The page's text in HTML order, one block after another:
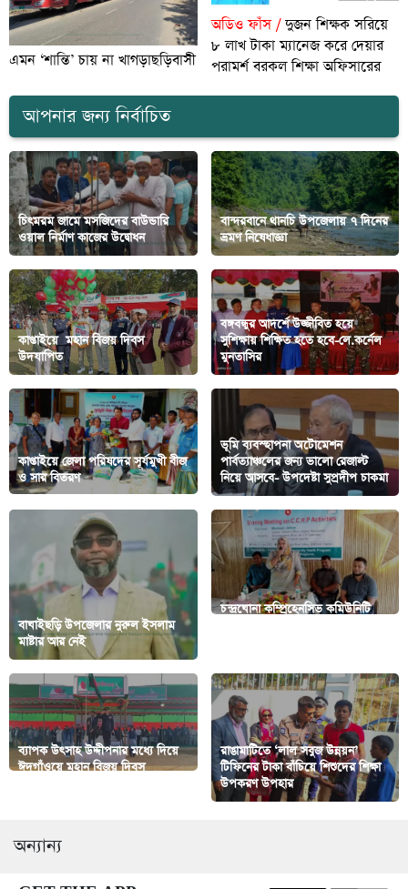
এমন ‘শান্তি’ চায় না খাগড়াছড়িবাসী
অডিও ফাঁস /দুজন শিক্ষক সরিয়ে
৮ লাখ টাকা ম্যানেজ করে দেয়ার
পরামর্শ বরকল শিক্ষা অফিসারের
আপনার জন্য নির্বাচিত
চিৎমরম জামে মসজিদের বাউন্ডারি
ওয়াল নির্মাণ কাজের উদ্বোধন
বান্দরবানে থানচি উপজেলায় ৭ দিনের
ভ্রমণ নিষেধাজ্ঞা
কাপ্তাইয়ে মহান বিজয় দিবস
উদযাপিত
বঙ্গবন্ধুর আদর্শে উজ্জীবিত হয়ে
সুশিক্ষায় শিক্ষিত হতে হবে-লে.কর্নেল
মুনতাসির
কাপ্তাইয়ে জেলা পরিষদের সূর্যমুখী বীজ
ও সার বিতরণ
ভূমি ব্যবস্হাপনা অটোমেশন
পার্বত্যাঞ্চলের জন্য ভালো রেজাল্ট
নিয়ে আসবে- উপদেষ্টা সুপ্রদীপ চাকমা
বাঘাইছড়ি উপজেলার নুরুল ইসলাম
মাষ্টার আর নেই
চন্দ্রঘোনা কম্প্রিহেনসিভ কমিউনিটি
ব্যাপক উৎসাহ উদ্দীপনার মধ্যে দিয়ে
ঈদগাঁওয়ে মহান বিজয় দিবস
রাঙামাটিতে ‘লাল সবুজ উন্নয়ন’
টিফিনের টাকা বাঁচিয়ে শিশুদের শিক্ষা
উপকরণ উপহার
অন্যান্য